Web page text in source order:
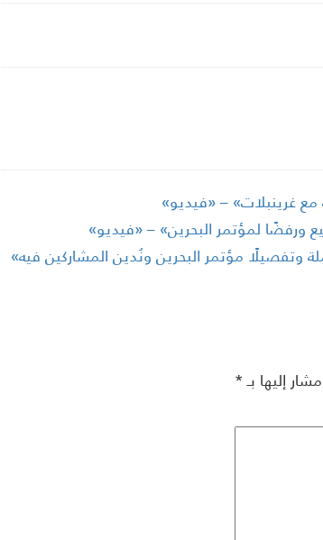
غرينبلات» – «فيديو»
لمؤتمر البحرين» – «فيديو»
مؤتمر البحرين ونُدين المشاركين فيه»
إليها بـ*